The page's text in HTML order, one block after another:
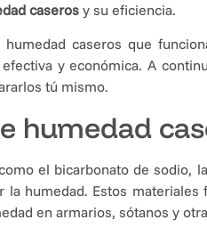
caserosy su eficiencia.
caseros que
y económica. A
tú mismo.
humedad
el bicarbonato de sodio,
la humedad. Estos
en armarios, sótanos y